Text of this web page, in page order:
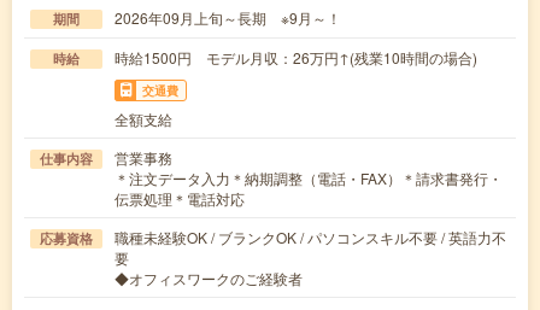
期間 2026年09月上旬～長期 ※9月～！
時給 時給1500円 モデル月収：26万円↑(残業10時間の場合)
交通費
全額支給
仕事内容
営業事務
＊注文データ入力＊納期調整（電話・FAX）＊請求書発行・
伝票処理＊電話対応
応募資格
職種未経験OK / ブランクOK / パソコンスキル不要 / 英語力不
要
◆オフィスワークのご経験者